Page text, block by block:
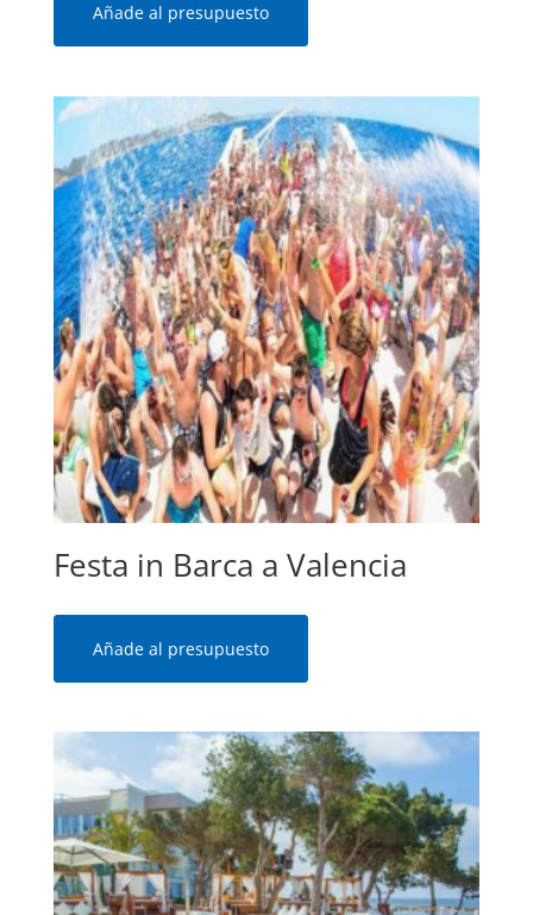
Añade al presupuesto
Festa in Barca a Valencia
Añade al presupuesto